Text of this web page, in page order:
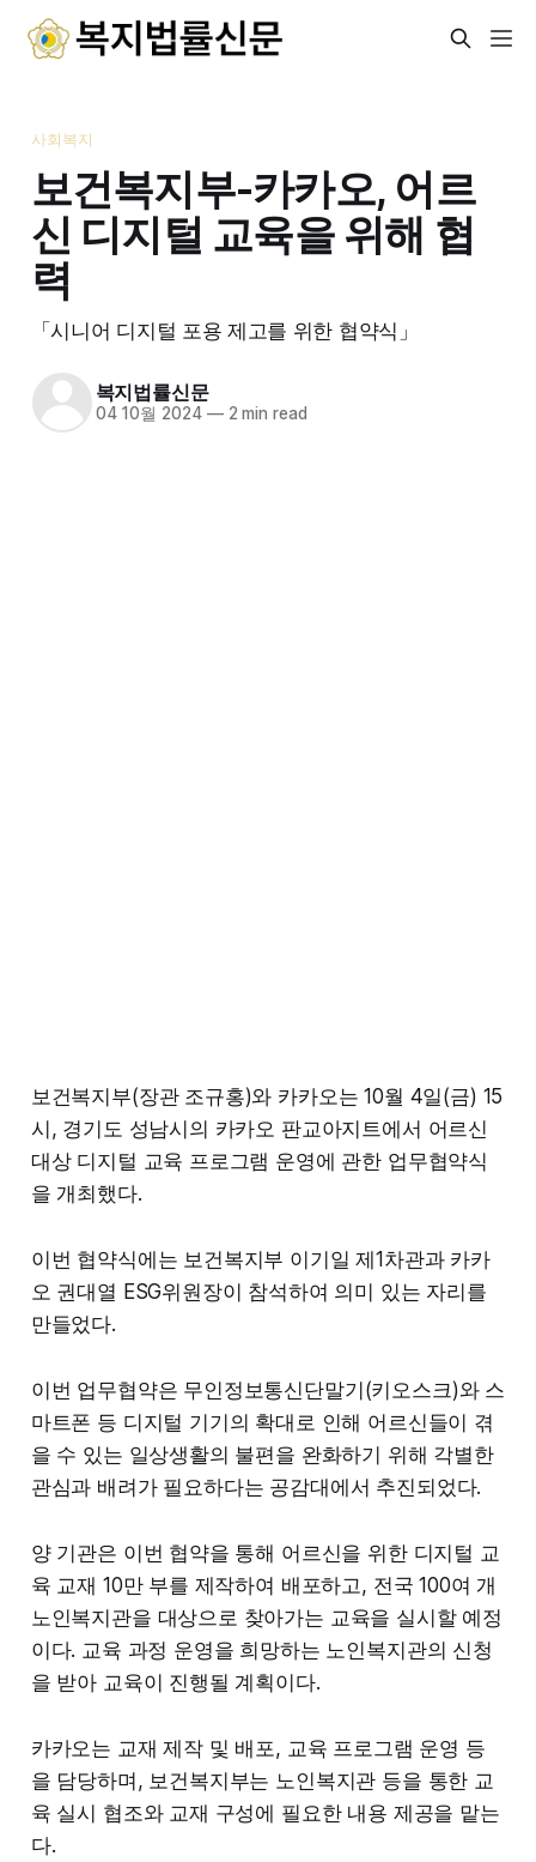
사회복지
보건복지부-카카오, 어르
신 디지털 교육을 위해 협
력
「시니어 디지털 포용 제고를 위한 협약식」
복지법률신문
04 10월 2024 —2 min read
보건복지부(장관 조규홍)와 카카오는 10월 4일(금) 15
시, 경기도 성남시의 카카오 판교아지트에서 어르신
대상 디지털 교육 프로그램 운영에 관한 업무협약식
을 개최했다.
이번 협약식에는 보건복지부 이기일 제1차관과 카카
오 권대열 ESG위원장이 참석하여 의미 있는 자리를
만들었다.
이번 업무협약은 무인정보통신단말기(키오스크)와 스
마트폰 등 디지털 기기의 확대로 인해 어르신들이 겪
을 수 있는 일상생활의 불편을 완화하기 위해 각별한
관심과 배려가 필요하다는 공감대에서 추진되었다.
양 기관은 이번 협약을 통해 어르신을 위한 디지털 교
육 교재 10만 부를 제작하여 배포하고, 전국 100여 개
노인복지관을 대상으로 찾아가는 교육을 실시할 예정
이다. 교육 과정 운영을 희망하는 노인복지관의 신청
을 받아 교육이 진행될 계획이다.
카카오는 교재 제작 및 배포, 교육 프로그램 운영 등
을 담당하며, 보건복지부는 노인복지관 등을 통한 교
육 실시 협조와 교재 구성에 필요한 내용 제공을 맡는
다.